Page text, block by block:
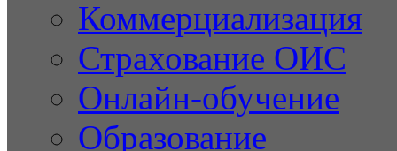
Коммерциализация
Страхование ОИС
Онлайн-обучение
Образование